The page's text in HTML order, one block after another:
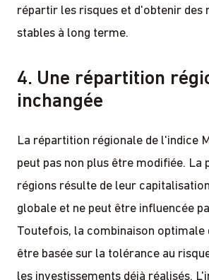
répartir les risques et d'obtenir des
stables à long terme.
4. Une répartition
inchangée
La répartition régionale de l'indice
peut pas non plus être modifiée. La
régions résulte de leur
globale et ne peut être influencée
Toutefois, la combinaison optimale
être basée sur la tolérance au
les investissements déjà réalisés.